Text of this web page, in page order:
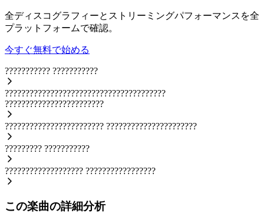
全ディスコグラフィーとストリーミングパフォーマンスを全
プラットフォームで確認。
今すぐ無料で始める
??????????? ???????????
???????????????????????????????????????
????????????????????????
???????????????????????? ??????????????????????
????????? ???????????
??????????????????? ?????????????????
この楽曲の詳細分析